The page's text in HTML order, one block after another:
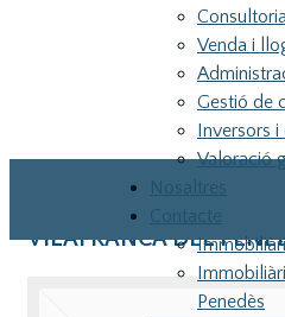
Guia pel teu
Venda i
Gestió de
Inversors i
Valoració
Nosaltres
Contacte
Penedès
VILAFRANCA DEL